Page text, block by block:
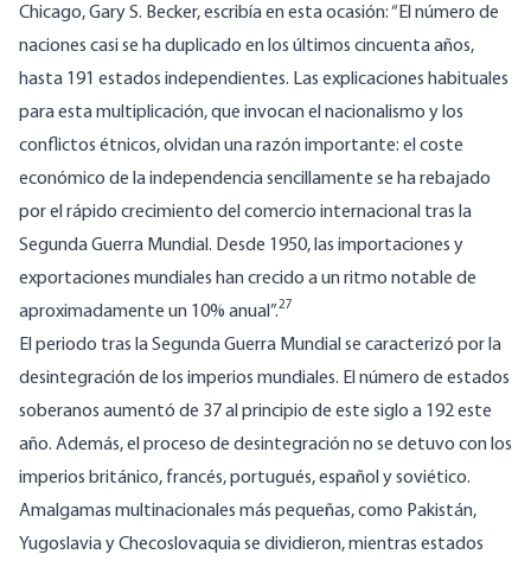
Chicago, Gary S. Becker, escribía en esta ocasión: “El número de
naciones casi se ha duplicado en los últimos cincuenta años,
hasta 191 estados independientes. Las explicaciones habituales
para esta multiplicación, que invocan el nacionalismo y los
conflictos étnicos, olvidan una razón importante: el coste
económico de la independencia sencillamente se ha rebajado
por el rápido crecimiento del comercio internacional tras la
Segunda Guerra Mundial. Desde 1950, las importaciones y
exportaciones mundiales han crecido a un ritmo notable de
aproximadamente un 10% anual”.27
El periodo tras la Segunda Guerra Mundial se caracterizó por la
desintegración de los imperios mundiales. El número de estados
soberanos aumentó de 37 al principio de este siglo a 192 este
año. Además, el proceso de desintegración no se detuvo con los
imperios británico, francés, portugués, español y soviético.
Amalgamas multinacionales más pequeñas, como Pakistán,
Yugoslavia y Checoslovaquia se dividieron, mientras estados